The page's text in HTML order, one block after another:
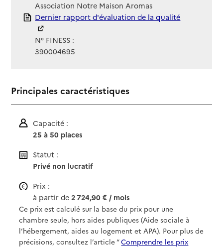
Association Notre Maison Aromas
Rapport HAS
Dernier rapport d'évaluation de la qualité
N° FINESS :
390004695
Principales caractéristiques
Capacité :
25 à 50 places
Statut :
Privé non lucratif
Prix :
à partir de2 724,90 € / mois
Ce prix est calculé sur la base du prix pour une
chambre seule, hors aides publiques (Aide sociale à
l’hébergement, aides au logement et APA). Pour plus de
précisions, consultez l’article “Comprendre les prix